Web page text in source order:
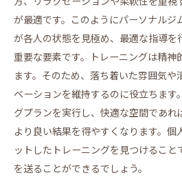
が最適です。このようにパーソナルジ
が各人の状態を見極め、最適な指導を
重要な要素です。トレーニングは精神
ます。そのため、落ち着いた雰囲気や
ベーションを維持するのに役立ちます
グプランを実行し、快適な空間であれ
より良い結果を得やすくなります。個
ットしたトレーニングを見つけること
を送ることができるでしょう。